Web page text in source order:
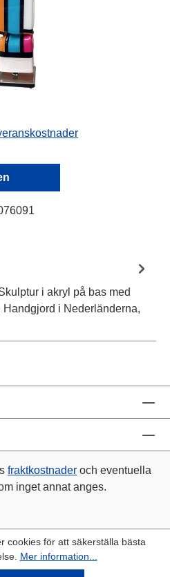
i akryl på bas med
Handgjord i Nederländerna,
fraktkostnader och eventuella
inget annat anges.
cookies för att säkerställa bästa
Mer information...